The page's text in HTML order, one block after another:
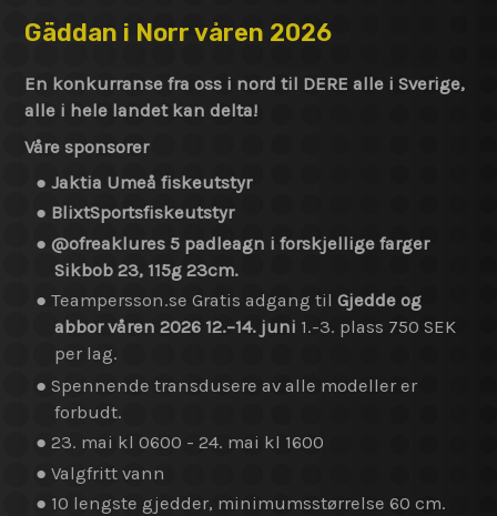
Gäddan i Norr våren 2026
En konkurranse fra oss i nord til DERE alle i Sverige,
alle i hele landet kan delta!
Våre sponsorer
●Jaktia Umeå fiskeutstyr
● BlixtSportsfiskeutstyr
●@ofreaklures 5 padleagn i forskjellige farger
Sikbob 23, 115g 23cm.
● Teampersson.se Gratis adgang tilGjedde og
abbor våren 2026 12.–14. juni 1.-3. plass 750 SEK
per lag.
● Spennende transdusere av alle modeller er
forbudt.
● 23. mai kl 0600 - 24. mai kl 1600
● Valgfritt vann
● 10 lengste gjedder, minimumsstørrelse 60 cm.